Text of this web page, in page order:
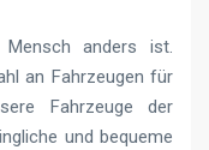
anders ist.
an Fahrzeugen für
Fahrzeuge der
und bequeme